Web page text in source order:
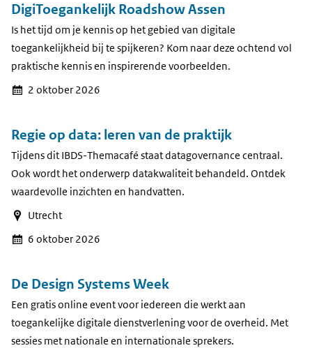
DigiToegankelijk Roadshow Assen
Is het tijd om je kennis op het gebied van digitale
toegankelijkheid bij te spijkeren? Kom naar deze ochtend vol
praktische kennis en inspirerende voorbeelden.
2 oktober 2026
Regie op data: leren van de praktijk
Tijdens dit IBDS-Themacafé staat datagovernance centraal.
Ook wordt het onderwerp datakwaliteit behandeld. Ontdek
waardevolle inzichten en handvatten.
Utrecht
6 oktober 2026
De Design Systems Week
Een gratis online event voor iedereen die werkt aan
toegankelijke digitale dienstverlening voor de overheid. Met
sessies met nationale en internationale sprekers.